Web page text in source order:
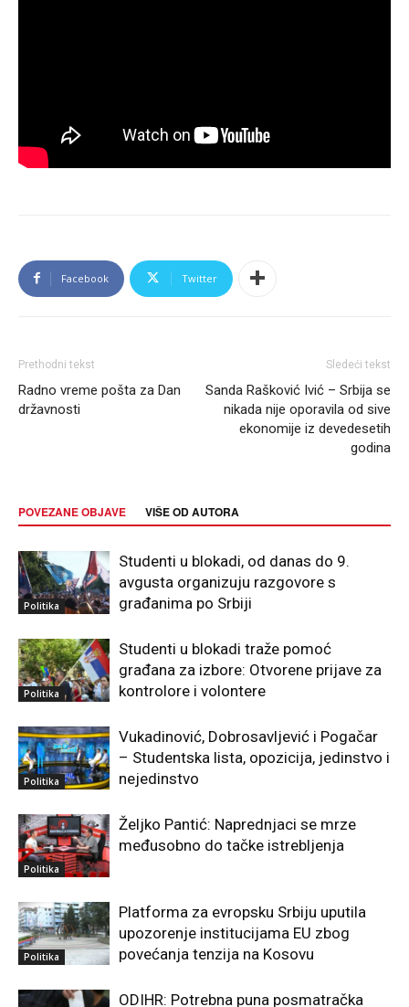
Facebook Twitter
Prethodni tekst
Radno vreme pošta za Dan
državnosti
Sledeći tekst
Sanda Rašković Ivić – Srbija se
nikada nije oporavila od sive
ekonomije iz devedesetih
godina
POVEZANE OBJAVE VIŠE OD AUTORA
Politika
Studenti u blokadi, od danas do 9.
avgusta organizuju razgovore s
građanima po Srbiji
Politika
Studenti u blokadi traže pomoć
građana za izbore: Otvorene prijave za
kontrolore i volontere
Politika
Vukadinović, Dobrosavljević i Pogačar
– Studentska lista, opozicija, jedinstvo i
nejedinstvo
Politika
Željko Pantić: Naprednjaci se mrze
međusobno do tačke istrebljenja
Politika
Platforma za evropsku Srbiju uputila
upozorenje institucijama EU zbog
povećanja tenzija na Kosovu
ODIHR: Potrebna puna posmatračka